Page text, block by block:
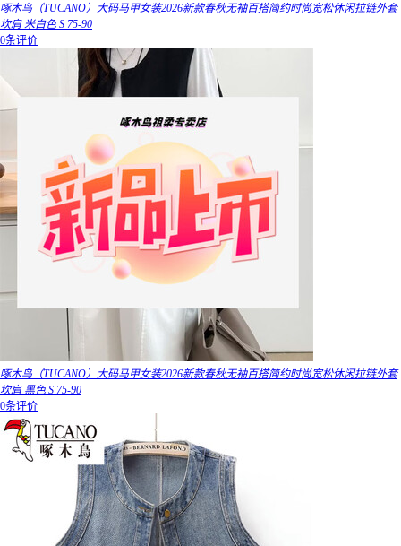
啄木鸟（TUCANO）大码马甲女装2026新款春秋无袖百搭简约时尚宽松休闲拉链外套
坎肩 米白色 S 75-90
0条评价
啄木鸟（TUCANO）大码马甲女装2026新款春秋无袖百搭简约时尚宽松休闲拉链外套
坎肩 黑色 S 75-90
0条评价